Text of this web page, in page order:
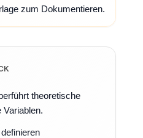
zum Dokumentieren.
theoretische